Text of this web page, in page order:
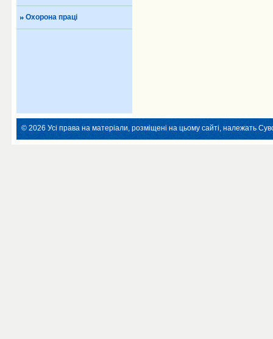
Охорона праці
© 2026 Усі права на матеріали, розміщені на цьому сайті, належать